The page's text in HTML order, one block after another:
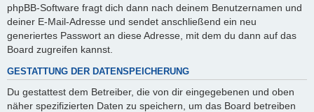
phpBB-Software fragt dich dann nach deinem Benutzernamen und
deiner E-Mail-Adresse und sendet anschließend ein neu
generiertes Passwort an diese Adresse, mit dem du dann auf das
Board zugreifen kannst.
GESTATTUNG DER DATENSPEICHERUNG
Du gestattest dem Betreiber, die von dir eingegebenen und oben
näher spezifizierten Daten zu speichern, um das Board betreiben